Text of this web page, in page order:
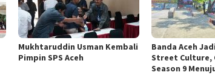
Mukhtaruddin Usman Kembali
Pimpin SPS Aceh
Banda Aceh
Street Culture,
Season 9